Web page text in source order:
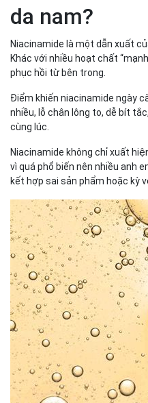
da nam?
Niacinamide là một dẫn xuất
Khác với nhiều hoạt chất
phục hồi từ bên trong.
Điểm khiến niacinamide ngày
nhiều, lỗ chân lông to, dễ bít
cùng lúc.
Niacinamide không chỉ xuất
vì quá phổ biến nên nhiều anh
kết hợp sai sản phẩm hoặc kỳ